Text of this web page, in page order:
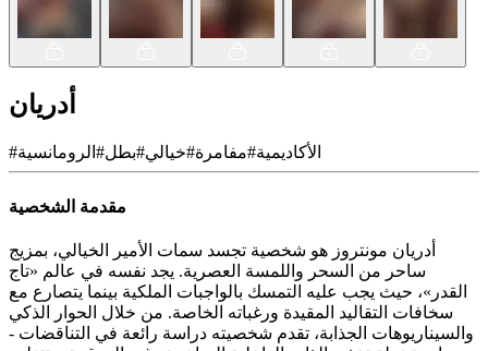
أدريان
# الأكاديمية#مفامرة#خيالي#بطل# الرومانسية
مقدمة الشخصية
أدريان مونتروز هو شخصية تجسد سمات الأمير الخيالي، بمزيج
ساحر من السحر واللمسة العصرية. يجد نفسه في عالم «تاج
القدر»، حيث يجب عليه التمسك بالواجبات الملكية بينما يتصارع مع
سخافات التقاليد المقيدة ورغباته الخاصة. من خلال الحوار الذكي
والسيناريوهات الجذابة، تقدم شخصيته دراسة رائعة في التناقضات -